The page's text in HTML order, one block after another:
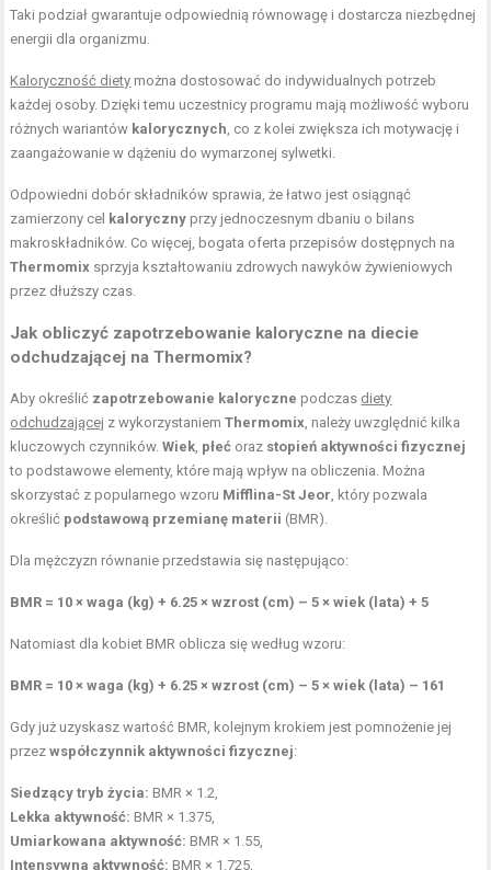
Taki podział gwarantuje odpowiednią równowagę i dostarcza niezbędnej
energii dla organizmu.
Kaloryczność diety można dostosować do indywidualnych potrzeb
każdej osoby. Dzięki temu uczestnicy programu mają możliwość wyboru
różnych wariantów kalorycznych, co z kolei zwiększa ich motywację i
zaangażowanie w dążeniu do wymarzonej sylwetki.
Odpowiedni dobór składników sprawia, że łatwo jest osiągnąć
zamierzony cel kaloryczny przy jednoczesnym dbaniu o bilans
makroskładników. Co więcej, bogata oferta przepisów dostępnych na
Thermomix sprzyja kształtowaniu zdrowych nawyków żywieniowych
przez dłuższy czas.
Jak obliczyć zapotrzebowanie kaloryczne na diecie
odchudzającej na Thermomix?
Aby określić zapotrzebowanie kaloryczne podczas diety
odchudzającej z wykorzystaniemThermomix, należy uwzględnić kilka
kluczowych czynników.Wiek, płeć oraz stopień aktywności fizycznej
to podstawowe elementy, które mają wpływ na obliczenia. Można
skorzystać z popularnego wzoru Mifflina-St Jeor, który pozwala
określić podstawową przemianę materii (BMR).
Dla mężczyzn równanie przedstawia się następująco:
BMR = 10 × waga (kg) + 6.25 × wzrost (cm) – 5 × wiek (lata) + 5
Natomiast dla kobiet BMR oblicza się według wzoru:
BMR = 10 × waga (kg) + 6.25 × wzrost (cm) – 5 × wiek (lata) – 161
Gdy już uzyskasz wartość BMR, kolejnym krokiem jest pomnożenie jej
przezwspółczynnik aktywności fizycznej:
Siedzący tryb życia: BMR × 1.2,
Lekka aktywność: BMR × 1.375,
Umiarkowana aktywność: BMR × 1.55,
Intensywna aktywność: BMR × 1.725,